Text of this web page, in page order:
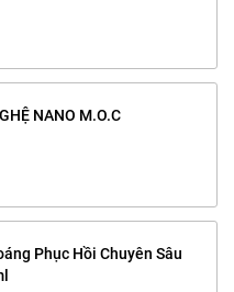
NANO M.O.C
Phục Hồi Chuyên Sâu